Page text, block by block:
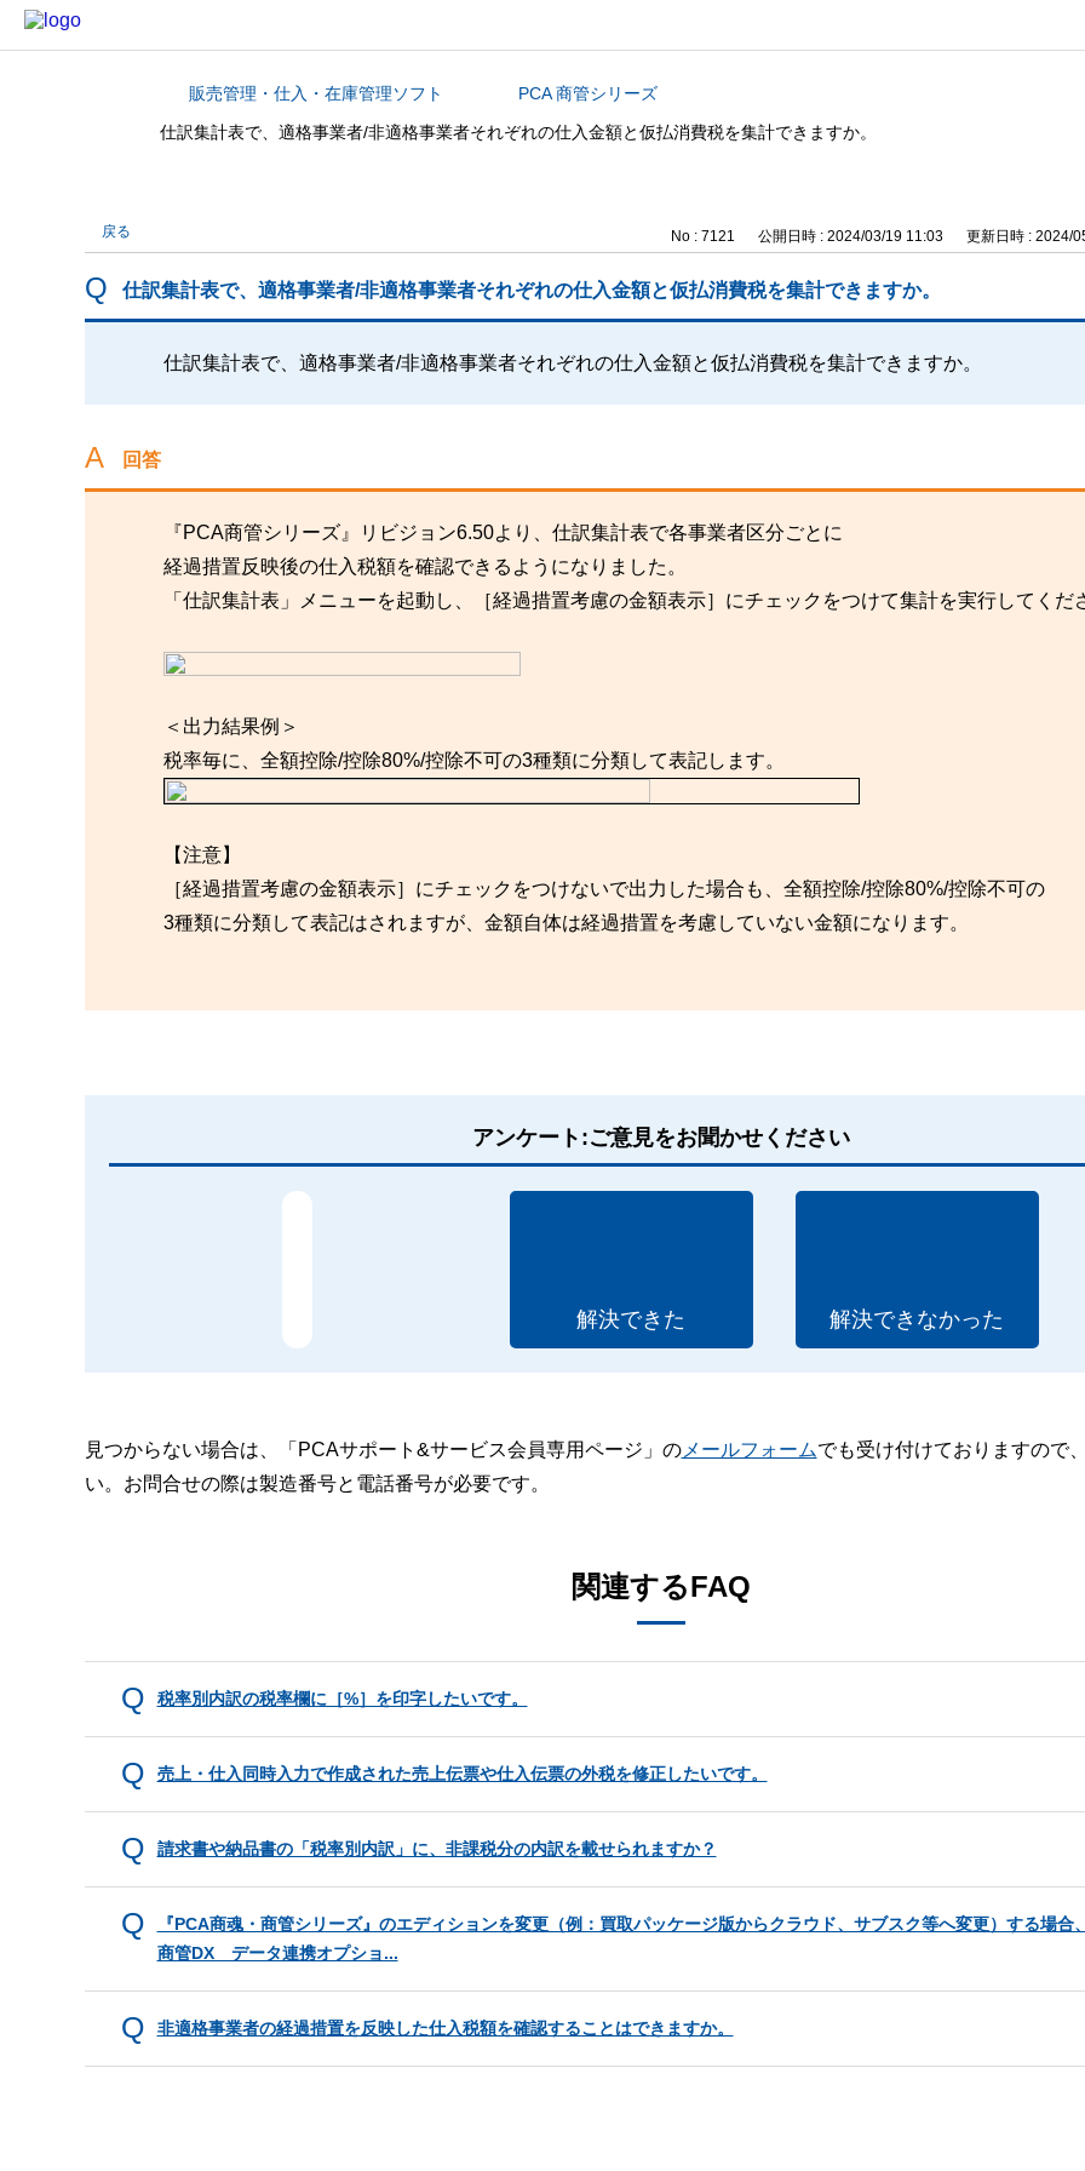
カテゴリから探す販売管理・仕入・在庫管理ソフト
PCA 商管シリーズ
仕訳集計表で、適格事業者/非適格事業者それぞれの仕入金額と仮払消費税を集計できますか。
戻る No : 7121 公開日時 : 2024/03/19 11:03 更新日時 : 2024/
仕訳集計表で、適格事業者/非適格事業者それぞれの仕入金額と仮払消費税を集計できますか。
仕訳集計表で、適格事業者/非適格事業者それぞれの仕入金額と仮払消費税を集計できますか。
回答
『PCA商管シリーズ』リビジョン6.50より、仕訳集計表で各事業者区分ごとに
経過措置反映後の仕入税額を確認できるようになりました。
「仕訳集計表」メニューを起動し、［経過措置考慮の金額表示］にチェックをつけて集計を実行してくだ
＜出力結果例＞
税率毎に、全額控除/控除80%/控除不可の3種類に分類して表記します。
【注意】
［経過措置考慮の金額表示］にチェックをつけないで出力した場合も、全額控除/控除80%/控除不可の
3種類に分類して表記はされますが、金額自体は経過措置を考慮していない金額になります。
アンケート:ご意見をお聞かせください
解決できた 解決できなかった
見つからない場合は、「PCAサポート&サービス会員専用ページ」のメールフォームでも受け付けておりますので
い。お問合せの際は製造番号と電話番号が必要です。
関連するFAQ
税率別内訳の税率欄に［%］を印字したいです。
売上・仕入同時入力で作成された売上伝票や仕入伝票の外税を修正したいです。
請求書や納品書の「税率別内訳」に、非課税分の内訳を載せられますか？
『PCA商魂・商管シリーズ』のエディションを変更（例：買取パッケージ版からクラウド、サブスク等へ変更）する場合
商管DX データ連携オプショ...
非適格事業者の経過措置を反映した仕入税額を確認することはできますか。